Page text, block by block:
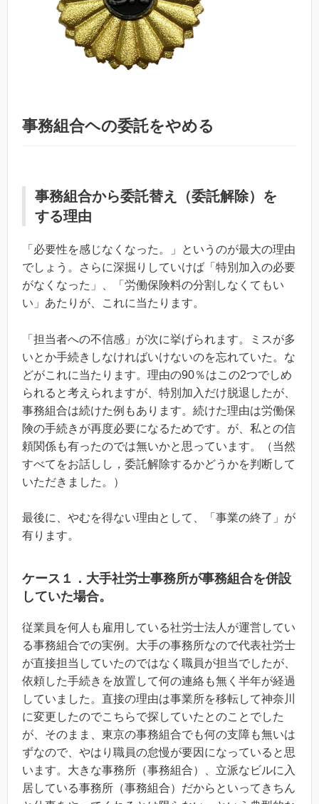
事務組合ヘの委託をやめる
事務組合から委託替え（委託解除）を
する理由
「必要性を感じなくなった。」というのが最大の理由
でしょう。さらに深掘りしていけば「特別加入の必要
がなくなった」、「労働保険料の分割しなくてもい
い」あたりが、これに当たります。
「担当者への不信感」が次に挙げられます。ミスが多
いとか手続きしなければいけないのを忘れていた。な
どがこれに当たります。理由の90％はこの2つでしめ
られると考えられますが、特別加入だけ脱退したが、
事務組合は続けた例もあります。続けた理由は労働保
険の手続きが再度必要になるためです。が、私との信
頼関係も有ったのでは無いかと思っています。（当然
すべてをお話しし，委託解除するかどうかを判断して
いただきました。）
最後に、やむを得ない理由として、「事業の終了」が
有ります。
ケース１．大手社労士事務所が事務組合を併設
していた場合。
従業員を何人も雇用している社労士法人が運営してい
る事務組合での実例。大手の事務所なので代表社労士
が直接担当していたのではなく職員が担当でしたが、
依頼した手続きを放置して何の連絡も無く半年が経過
していました。直接の理由は事業所を移転して神奈川
に変更したのでこちらで探していたとのことでした
が、そのまま、東京の事務組合でも何の支障も無いは
ずなので、やはり職員の怠慢が要因になっていると思
います。大きな事務所（事務組合）、立派なビルに入
居している事務所（事務組合）だからといってきちん